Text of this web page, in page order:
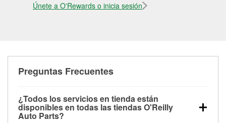
Únete a O'Rewards o inicia sesión
Preguntas Frecuentes
¿Todos los servicios en tienda están
disponibles en todas las tiendas O'Reilly
Auto Parts?